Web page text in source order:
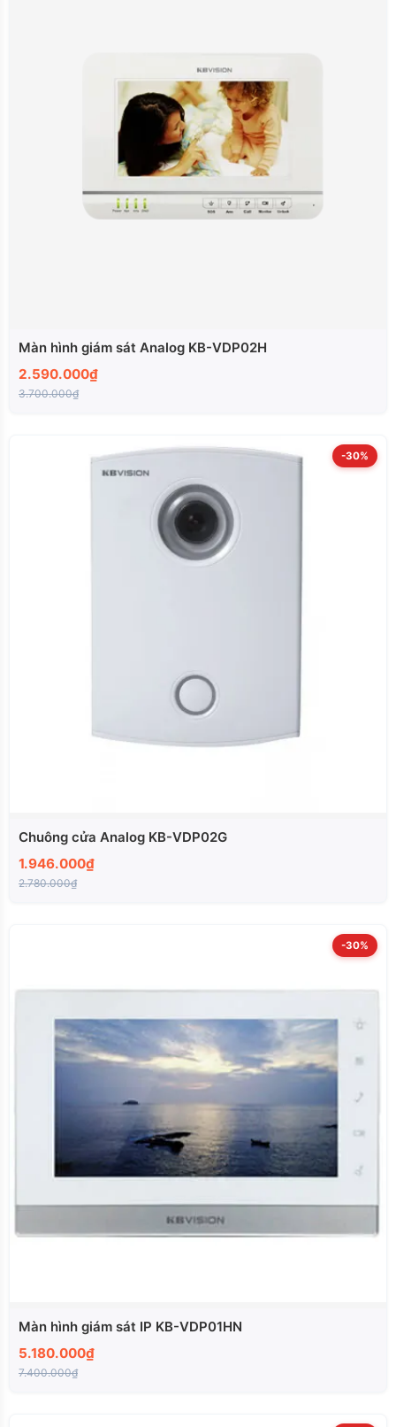
Màn hình giám sát Analog KB-VDP02H
2.590.000₫
3.700.000₫
-30%
Chuông cửa Analog KB-VDP02G
1.946.000₫
2.780.000₫
-30%
Màn hình giám sát IP KB-VDP01HN
5.180.000₫
7.400.000₫